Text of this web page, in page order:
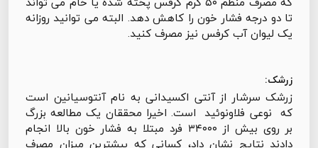
تا دو درجه فشار خون را کاهش دهد. البته می توانید روزانه
یک لیوان آب کرفس نیز مصرف کنید.
زرشک:
زرشک سرشار از آنتی اکسیدانی به نام آنتوسیانین است
که نوعی فلاونوئید است. اخیرا محققان یک مطالعه بزرگ
بر روی بیش از ۳۴۰۰۰ فرد مبتلا به فشار خون بالا انجام
دادند نتایج نشان داد، کسانی که بیشترین میزان مصرف